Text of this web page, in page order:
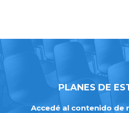
PLANES DE
Accedé al contenido de